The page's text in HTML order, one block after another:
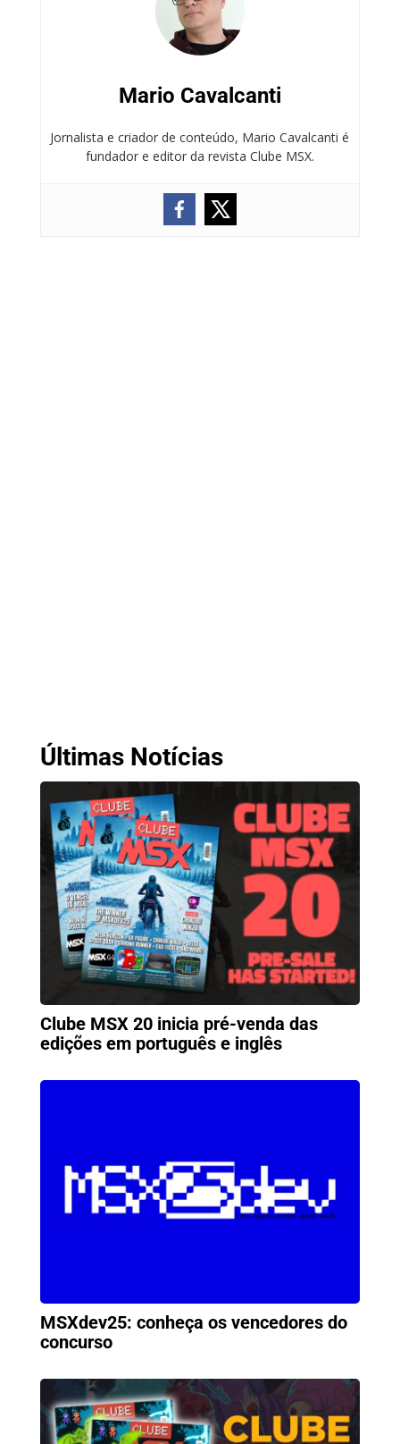
Mario Cavalcanti
Jornalista e criador de conteúdo, Mario Cavalcanti é
fundador e editor da revista Clube MSX.
Últimas Notícias
Clube MSX 20 inicia pré-venda das
edições em português e inglês
MSXdev25: conheça os vencedores do
concurso